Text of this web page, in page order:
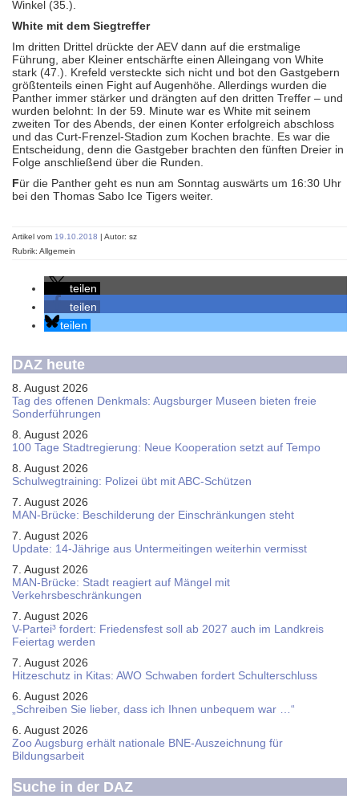
Winkel (35.).
White mit dem Siegtreffer
Im dritten Drittel drückte der AEV dann auf die erstmalige
Führung, aber Kleiner entschärfte einen Alleingang von White
stark (47.). Krefeld versteckte sich nicht und bot den Gastgebern
größtenteils einen Fight auf Augenhöhe. Allerdings wurden die
Panther immer stärker und drängten auf den dritten Treffer – und
wurden belohnt: In der 59. Minute war es White mit seinem
zweiten Tor des Abends, der einen Konter erfolgreich abschloss
und das Curt-Frenzel-Stadion zum Kochen brachte. Es war die
Entscheidung, denn die Gastgeber brachten den fünften Dreier in
Folge anschließend über die Runden.
Für die Panther geht es nun am Sonntag auswärts um 16:30 Uhr
bei den Thomas Sabo Ice Tigers weiter.
Artikel vom 19.10.2018 | Autor: sz
Rubrik: Allgemein
teilen
teilen
teilen
DAZ heute
8. August 2026
Tag des offenen Denkmals: Augsburger Museen bieten freie
Sonderführungen
8. August 2026
100 Tage Stadtregierung: Neue Kooperation setzt auf Tempo
8. August 2026
Schul­weg­trai­ning: Poli­zei übt mit ABC-Schüt­zen
7. August 2026
MAN-Brücke: Beschilderung der Einschränkungen steht
7. August 2026
Update: 14-Jährige aus Untermeitingen weiterhin vermisst
7. August 2026
MAN-Brücke: Stadt reagiert auf Mängel mit
Verkehrsbeschränkungen
7. August 2026
V-Partei­³ fordert: Friedens­fest soll ab 2027 auch im Land­kreis
Feier­tag werden
7. August 2026
Hitzeschutz in Kitas: AWO Schwaben fordert Schulterschluss
6. August 2026
„Schreiben Sie lieber, dass ich Ihnen unbequem war …“
6. August 2026
Zoo Augsburg erhält nationale BNE-Auszeichnung für
Bildungsarbeit
Suche in der DAZ